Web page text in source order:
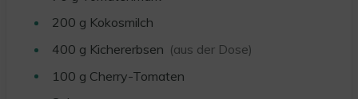
200 g Kokosmilch
400 g Kichererbsen (aus der Dose)
100 g Cherry-Tomaten